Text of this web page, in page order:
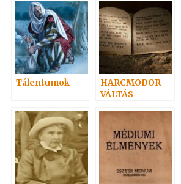
Tálentumok
HARCMODOR-
VÁLTÁS